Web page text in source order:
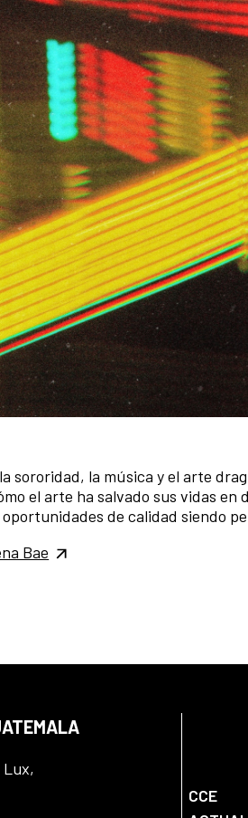
sororidad, la música y el arte
el arte ha salvado sus vidas en
de calidad siendo
Bae
CCE